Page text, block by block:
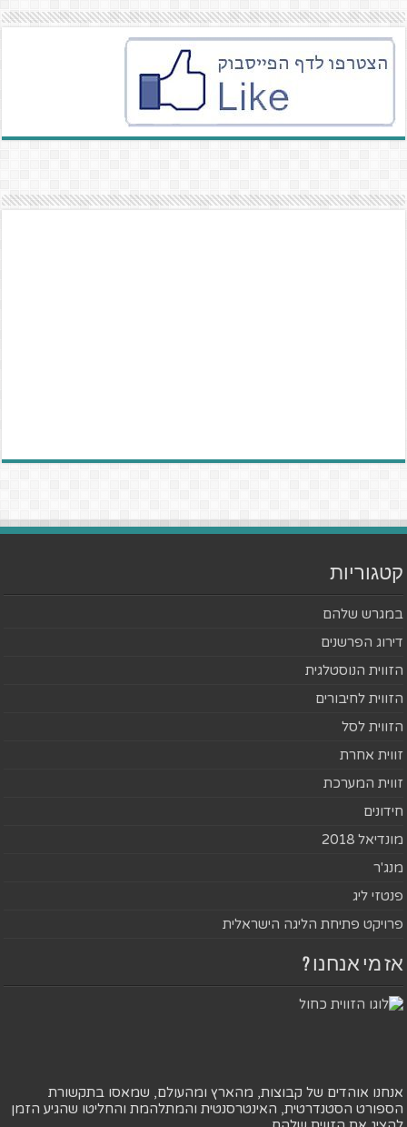
קטגוריות
במגרש שלהם
דירוג הפרשנים
הזווית הנוסטלגית
הזווית לחיבורים
הזווית לסל
זווית אחרת
זווית המערכת
חידונים
מונדיאל 2018
מנג'ר
פנטזי ליג
פרויקט פתיחת הליגה הישראלית
אז מי אנחנו ?
אנחנו אוהדים של קבוצות, מהארץ ומהעולם, שמאסו בתקשורת
הספורט הסטנדרטית, האינטרסנטית והמתלהמת והחליטו שהגיע הזמן